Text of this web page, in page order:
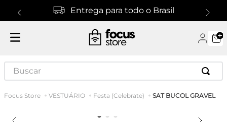
Entrega para todo o Brasil
Buscar
VESTUÁRIO Festa (Celebrate) SAT BUCOL GRAVEL